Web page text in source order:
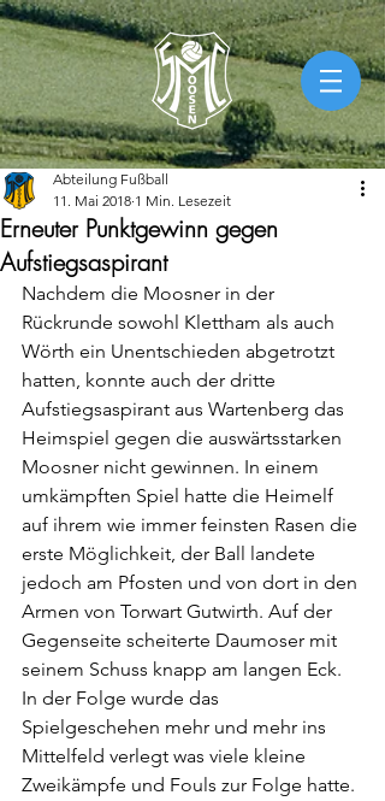
Erneuter Punktgewinn gegen
Aufstiegsaspirant
Abteilung Fußball
11. Mai 2018 1 Min. Lesezeit
Nachdem die Moosner in der
Rückrunde sowohl Klettham als auch
Wörth ein Unentschieden abgetrotzt
hatten, konnte auch der dritte
Aufstiegsaspirant aus Wartenberg das
Heimspiel gegen die auswärtsstarken
Moosner nicht gewinnen. In einem
umkämpften Spiel hatte die Heimelf
auf ihrem wie immer feinsten Rasen die
erste Möglichkeit, der Ball landete
jedoch am Pfosten und von dort in den
Armen von Torwart Gutwirth. Auf der
Gegenseite scheiterte Daumoser mit
seinem Schuss knapp am langen Eck.
In der Folge wurde das
Spielgeschehen mehr und mehr ins
Mittelfeld verlegt was viele kleine
Zweikämpfe und Fouls zur Folge hatte.